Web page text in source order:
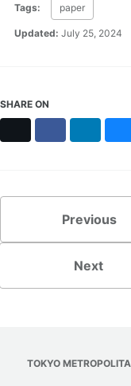
Tags: paper
Updated: July 25, 2024
SHARE ON
Previous
Next
TOKYO